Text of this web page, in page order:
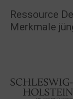
Ressource
Merkmale